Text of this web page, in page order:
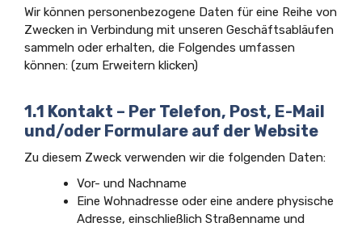
Wir können personenbezogene Daten für eine Reihe von
Zwecken in Verbindung mit unseren Geschäftsabläufen
sammeln oder erhalten, die Folgendes umfassen
können: (zum Erweitern klicken)
1.1 Kontakt – Per Telefon, Post, E-Mail
und/oder Formulare auf der Website
Zu diesem Zweck verwenden wir die folgenden Daten:
Vor- und Nachname
Eine Wohnadresse oder eine andere physische
Adresse, einschließlich Straßenname und